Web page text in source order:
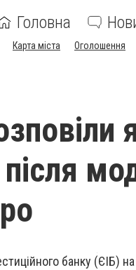
Головна
Карта міста Оголошення
банку (ЄІБ)